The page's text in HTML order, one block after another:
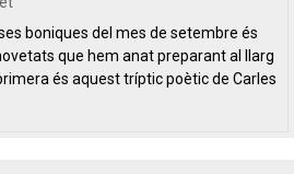
Impresa Edicions acaba de publicar
que aposten, clarament i sense
feministes. D’una banda, han
el poemari